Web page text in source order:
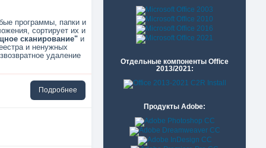
Отдельные компоненты Office
2013/2021:
Продукты Adobe:
программы, папки и
сортирует их и
сканирование"и
и ненужных
удаление
Подробнее